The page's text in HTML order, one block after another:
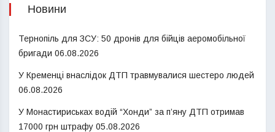
Новини
Тернопіль для ЗСУ: 50 дронів для бійців аеромобільної
бригади 06.08.2026
У Кременці внаслідок ДТП травмувалися шестеро людей
06.08.2026
У Монастириськах водій “Хонди” за п’яну ДТП отримав
17000 грн штрафу 05.08.2026